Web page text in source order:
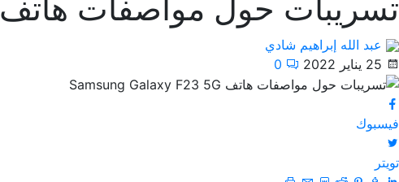
تسريبات حول مواصفات هاتف Samsung Galaxy F23 5G
عبد الله إبراهيم شادي
25 يناير 2022
0
فيسبوك
تويتر